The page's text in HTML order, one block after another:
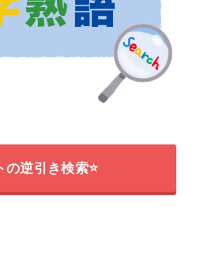
の逆引き検索⭐